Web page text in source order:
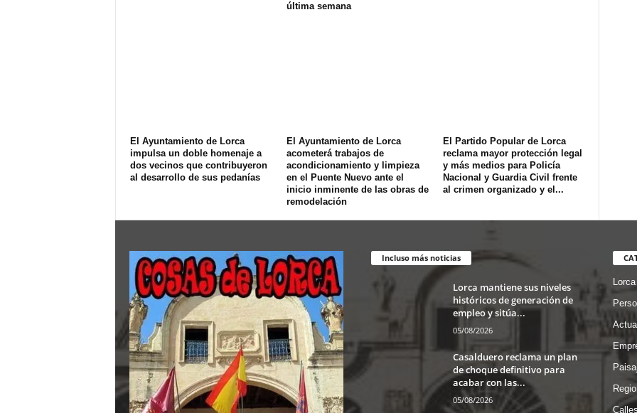
última semana
El Ayuntamiento de Lorca
impulsa un doble homenaje a
dos vecinos que contribuyeron
al desarrollo de sus pedanías
El Ayuntamiento de Lorca
acometerá trabajos de
acondicionamiento y limpieza
en el Puente Nuevo ante el
inicio inminente de las obras de
remodelación
El Partido Popular de Lorca
reclama mayor protección legal
y más medios para Policía
Nacional y Guardia Civil frente
al crimen organizado y el...
Incluso más noticias
Lorca mantiene sus niveles
históricos de generación de
empleo y sitúa...
05/08/2026
Casalduero reclama un plan
de choque definitivo para
acabar con las...
05/08/2026
Lorca